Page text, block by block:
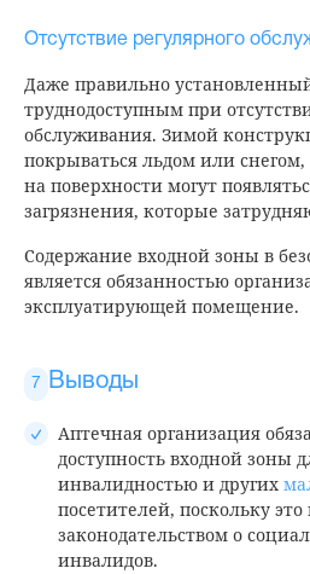
Отсутствие регулярного
Даже правильно
труднодоступным при
обслуживания. Зимой
покрываться льдом или снегом,
на поверхности могут
загрязнения, которые
Содержание входной зоны в
является обязанностью
эксплуатирующей помещение.
Выводы
Аптечная организация
доступность входной зоны
инвалидностью и других
посетителей, поскольку
законодательством о
инвалидов.